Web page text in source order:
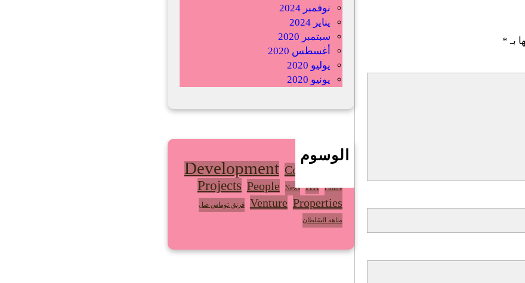
بـ *
نوفمبر 2024
يناير 2024
سبتمبر 2020
أغسطس 2020
يوليو 2020
يونيو 2020
الوسوم
Community
Development
Future
HR
News
People
Projects
Properties
Venture قرنق توماس ضل
متاهة السّلطان